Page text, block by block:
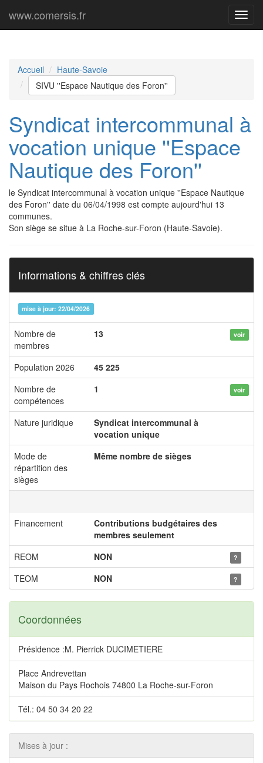
Menu
www.comersis.fr
Accueil
Haute-Savoie
SIVU ''Espace Nautique des Foron''
Syndicat intercommunal à
vocation unique ''Espace
Nautique des Foron''
le Syndicat intercommunal à vocation unique ''Espace Nautique
des Foron'' date du 06/04/1998 est compte aujourd'hui 13
communes.
Son siège se situe à La Roche-sur-Foron (Haute-Savoie).
Informations & chiffres clés
mise à jour: 22/04/2026
Nombre de
membres
13 voir
Population 2026
45 225
Nombre de
compétences
1 voir
Nature juridique
Syndicat intercommunal à
vocation unique
Mode de
répartition des
sièges
Même nombre de sièges
Financement
Contributions budgétaires des
membres seulement
REOM
NON ?
TEOM NON ?
Coordonnées
Présidence :M. Pierrick DUCIMETIERE
Place Andrevettan
Maison du Pays Rochois 74800 La Roche-sur-Foron
Tél.: 04 50 34 20 22
Mises à jour :